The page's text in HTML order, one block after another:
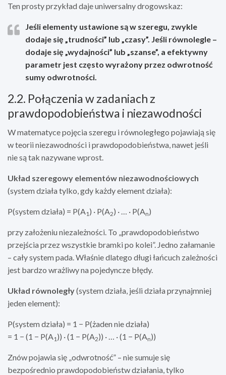
Ten prosty przykład daje uniwersalny drogowskaz:
Jeśli elementy ustawione są w szeregu, zwykle
dodaje się „trudności” lub „czasy”. Jeśli równolegle –
dodaje się „wydajności” lub „szanse”, a efektywny
parametr jest często wyrażony przez odwrotność
sumy odwrotności.
2.2. Połączenia w zadaniach z
prawdopodobieństwa i niezawodności
W matematyce pojęcia szeregu i równoległego pojawiają się
w teorii niezawodności i prawdopodobieństwa, nawet jeśli
nie są tak nazywane wprost.
Układ szeregowy elementów niezawodnościowych
(system działa tylko, gdy każdy element działa):
P(system działa) = P(A1 ) · P(A2) · … · P(An)
przy założeniu niezależności. To „prawdopodobieństwo
przejścia przez wszystkie bramki po kolei”. Jedno załamanie
– cały system pada. Właśnie dlatego długi łańcuch zależności
jest bardzo wrażliwy na pojedyncze błędy.
Układ równoległy(system działa, jeśli działa przynajmniej
jeden element):
P(system działa) = 1 − P(żaden nie działa)
= 1 − (1 − P(A1 )) · (1 − P(A2)) · … · (1 − P(An))
Znów pojawia się „odwrotność” – nie sumuje się
bezpośrednio prawdopodobieństw działania, tylko